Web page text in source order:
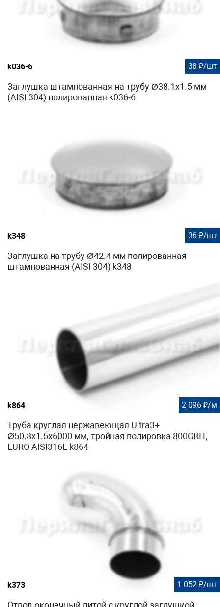
k036-6 38 ₽/шт
Заглушка штампованная на трубу Ø38.1х1.5 мм
(AISI 304) полированная k036-6
k348 36 ₽/шт
Заглушка на трубу Ø42.4 мм полированная
штампованная (AISI 304) k348
k864 2 096 ₽/м
Труба круглая нержавеющая Ultra3+
Ø50.8х1.5х6000 мм, тройная полировка 800GRIT,
EURO AISI316L k864
k373 1 052 ₽/шт